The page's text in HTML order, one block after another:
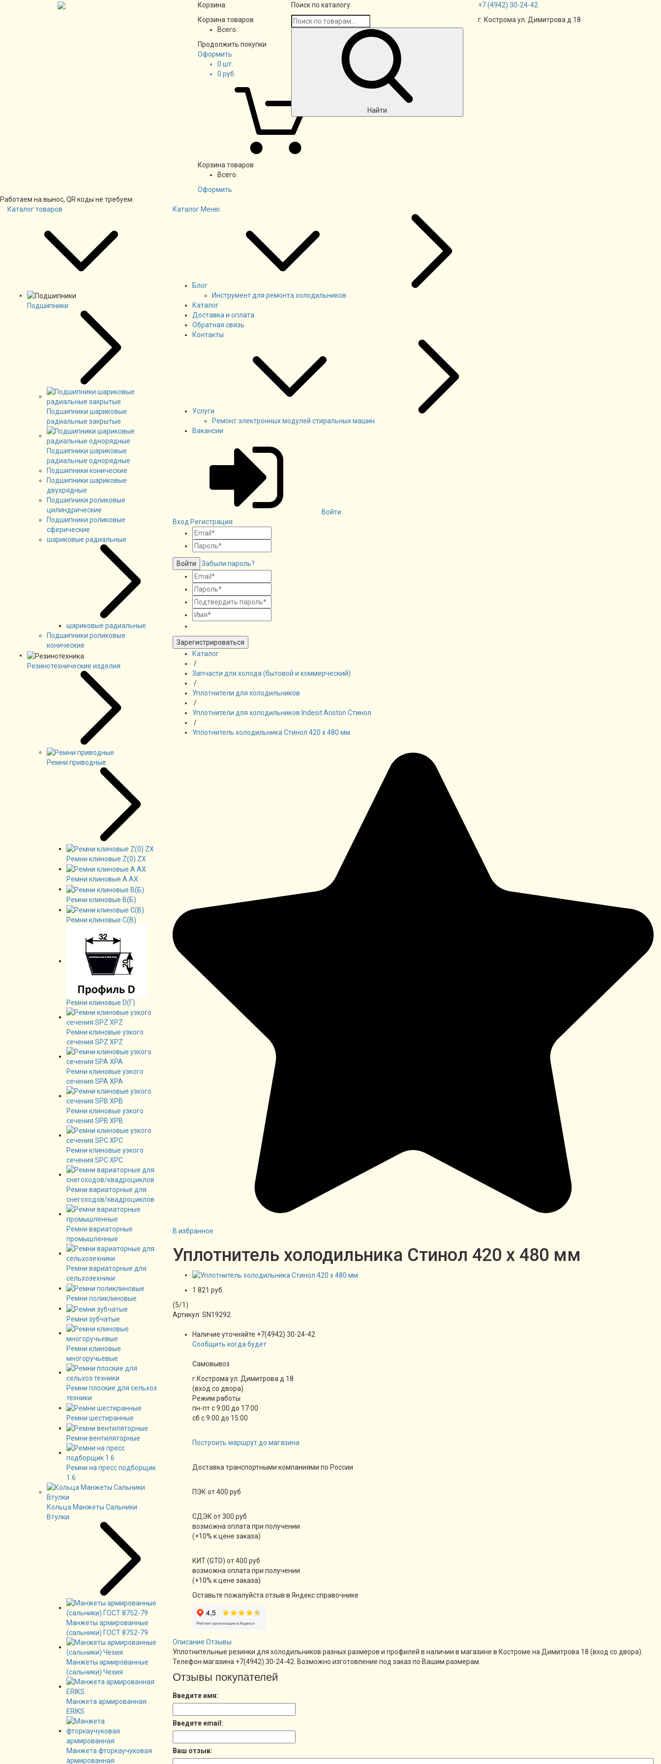
Корзина:
Корзина товаров
Всего:
Продолжить покупки
Оформить
0 шт.
0 руб.
Корзина товаров
Всего:
Оформить
Поиск по каталогу:
Найти
+7(4942) 30-24-42
г. Кострома ул. Димитрова д.18
Работаем на вынос, QR коды не требуем.
Каталог товаров
Подшипники
Подшипники шариковые
радиальные закрытые
Подшипники шариковые
радиальные однорядные
Подшипники конические
Подшипники шариковые
двухрядные
Подшипники роликовые
цилиндрические
Подшипники роликовые
сферические
шариковые радиальные
шариковые радиальные
Подшипники роликовые
конические
Резинотехнические изделия
Ремни приводные
Ремни клиновые Z(0) ZX
Ремни клиновые А AX
Ремни клиновые В(Б)
Ремни клиновые C(B)
Ремни клиновые D(Г)
Ремни клиновые узкого
сечения SPZ XPZ
Ремни клиновые узкого
сечения SPA XPA
Ремни клиновые узкого
сечения SPB XPB
Ремни клиновые узкого
сечения SPC XPC
Ремни вариаторные для
снегоходов/квадроциклов
Ремни вариаторные
промышленные
Ремни вариаторные для
сельхозехники
Ремни поликлиновые
Ремни зубчатые
Ремни клиновые
многоручьевые
Ремни плоские для сельхоз
техники
Ремни шестиранные
Ремни вентиляторные
Ремни на пресс подборщик
1.6
Кольца Манжеты Сальники
Втулки
Манжеты армированные
(сальники) ГОСТ 8752-79
Манжеты армированные
(сальники) Чехия
Манжета армированная
ERIKS
Манжета фторкаучуковая
армированная
Каталог Меню
Блог
Инструмент для ремонта холодильников
Каталог
Доставка и оплата
Обратная связь
Контакты
Услуги
Ремонт электронных модулей стиральных машин
Вакансии
Войти
Вход Регистрация
Войти Забыли пароль?
Зарегистрироваться
Каталог
/
Запчасти для холода (бытовой и коммерческий)
/
Уплотнители для холодильников
/
Уплотнители для холодильников Indesit Ariston Стинол
/
Уплотнитель холодильника Стинол 420 х 480 мм
В избранное
Уплотнитель холодильника Стинол 420 х 480 мм
1 821 руб.
(5/1)
Артикул: SN19292
Наличие уточняйте +7(4942) 30-24-42
Сообщить когда будет
Cамовывоз
г.Кострома ул. Димитрова д.18
(вход со двора)
Режим работы
пн-пт с 9:00 до 17:00
сб с 9:00 до 15:00
Построить маршрут до магазина
Доставка транспортными компаниями по России
ПЭК от 400 руб
СДЭК от 300 руб
возможна оплата при получении
(+10% к цене заказа)
КИТ (GTD) от 400 руб
возможна оплата при получении
(+10% к цене заказа)
Оставьте пожалуйста отзыв в Яндекс справочнике
Описание Отзывы
Уплотнительные резинки для холодильников разных размеров и профилей в наличии в магазине в Костроме на Димитрова 18 (вход со двора).
Телефон магазина +7(4942) 30-24-42. Возможно изготовление под заказ по Вашим размерам.
Отзывы покупателей
Введите имя:
Введите email:
Ваш отзыв: